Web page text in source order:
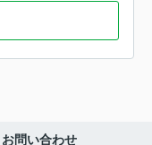
お問い合わせ